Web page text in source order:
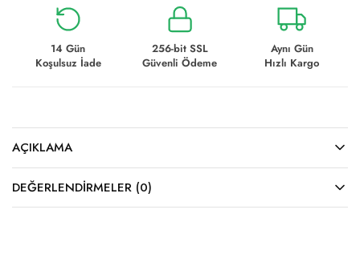
14 Gün
Koşulsuz İade
256-bit SSL
Güvenli Ödeme
Aynı Gün
Hızlı Kargo
AÇIKLAMA
DEĞERLENDIRMELER (0)